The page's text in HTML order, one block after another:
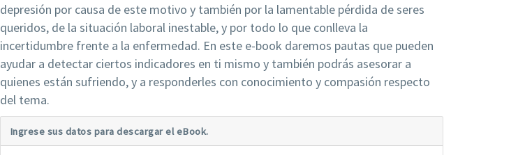
depresión por causa de este motivo y también por la lamentable pérdida de seres
queridos, de la situación laboral inestable, y por todo lo que conlleva la
incertidumbre frente a la enfermedad. En este e-book daremos pautas que pueden
ayudar a detectar ciertos indicadores en ti mismo y también podrás asesorar a
quienes están sufriendo, y a responderles con conocimiento y compasión respecto
del tema.
Ingrese sus datos para descargar el eBook.